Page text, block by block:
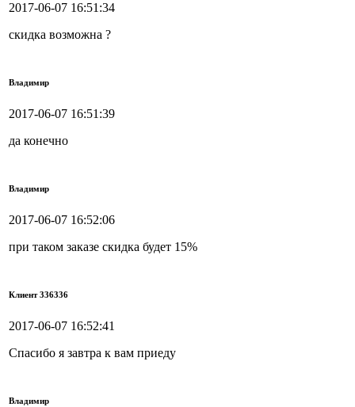
2017-06-07 16:51:34
скидка возможна ?
Владимир
2017-06-07 16:51:39
да конечно
Владимир
2017-06-07 16:52:06
при таком заказе скидка будет 15%
Клиент 336336
2017-06-07 16:52:41
Спасибо я завтра к вам приеду
Владимир